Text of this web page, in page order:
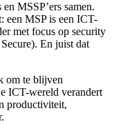
MSSP’ers samen.
een MSP is een ICT-
met focus op security
En juist dat
om te blijven
ICT-wereld verandert
productiviteit,